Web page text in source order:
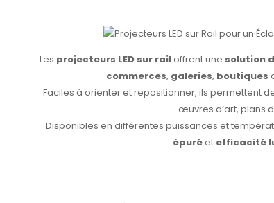
Les projecteurs LED sur railoffrent une solution
commerces, galeries, boutiques
Faciles à orienter et repositionner, ils permettent
œuvres d’art, plans
Disponibles en différentes puissances et
épuréet efficacité